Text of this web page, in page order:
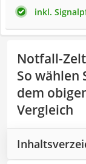
inkl.
Notfall-
So wählen
dem
Vergleich